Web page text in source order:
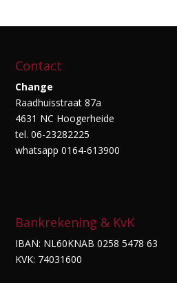
Contact
Change
Raadhuisstraat 87a
4631 NC Hoogerheide
tel. 06-23282225
whatsapp 0164-613900
Bankrekening & KvK
IBAN: NL60KNAB 0258 5478 63
KVK: 74031600